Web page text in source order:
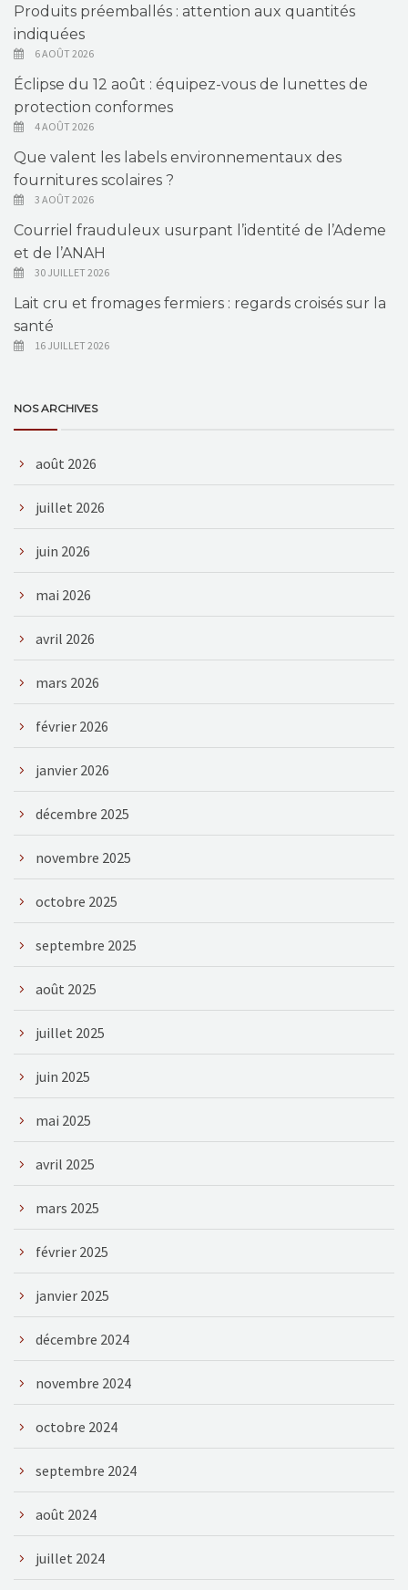
Produits préemballés : attention aux quantités
indiquées
6 AOÛT 2026
Éclipse du 12 août : équipez-vous de lunettes de
protection conformes
4 AOÛT 2026
Que valent les labels environnementaux des
fournitures scolaires ?
3 AOÛT 2026
Courriel frauduleux usurpant l’identité de l’Ademe
et de l’ANAH
30 JUILLET 2026
Lait cru et fromages fermiers : regards croisés sur la
santé
16 JUILLET 2026
NOS ARCHIVES
août 2026
juillet 2026
juin 2026
mai 2026
avril 2026
mars 2026
février 2026
janvier 2026
décembre 2025
novembre 2025
octobre 2025
septembre 2025
août 2025
juillet 2025
juin 2025
mai 2025
avril 2025
mars 2025
février 2025
janvier 2025
décembre 2024
novembre 2024
octobre 2024
septembre 2024
août 2024
juillet 2024